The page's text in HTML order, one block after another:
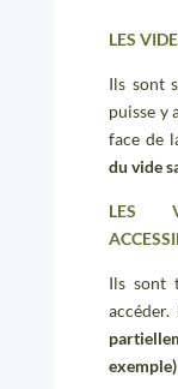
LES
Ils sont
puisse y
face de
du vide
LES
Ils sont